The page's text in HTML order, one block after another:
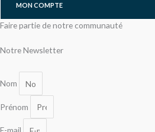
MON COMPTE
Faire partie de notre communauté
Notre Newsletter
Nom
Prénom